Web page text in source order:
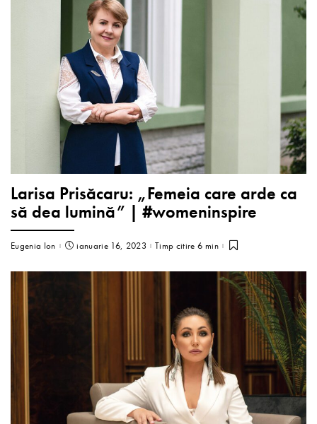
Larisa Prisăcaru: „Femeia care arde ca
să dea lumină” | #womeninspire
Eugenia Ion ianuarie 16, 2023 Timp citire 6 min